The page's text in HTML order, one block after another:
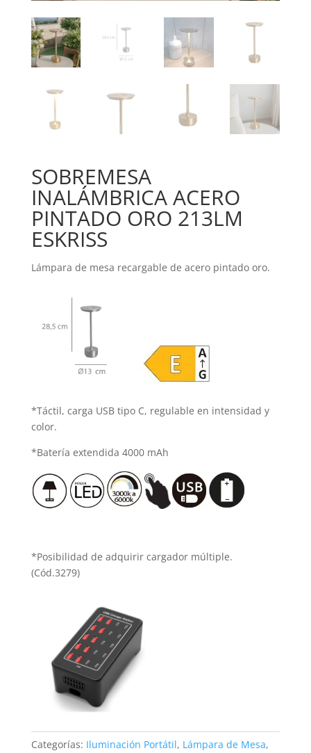
SOBREMESA
INALÁMBRICA ACERO
PINTADO ORO 213LM
ESKRISS
Lámpara de mesa recargable de acero pintado oro.
*Táctil, carga USB tipo C, regulable en intensidad y
color.
*Batería extendida 4000 mAh
*Posibilidad de adquirir cargador múltiple.
(Cód.3279)
Categorías: Iluminación Portátil, Lámpara de Mesa,